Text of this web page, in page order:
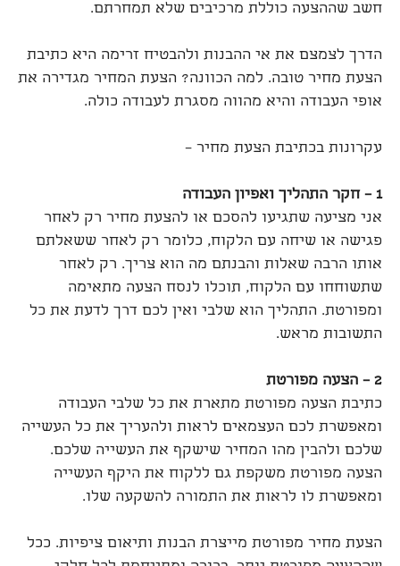
חשב שההצעה כוללת מרכיבים שלא תמחרתם.
הדרך לצמצם את אי ההבנות ולהבטיח זרימה היא כתיבת
הצעת מחיר טובה. למה הכוונה? הצעת המחיר מגדירה את
אופי העבודה והיא מהווה מסגרת לעבודה כולה.
עקרונות בכתיבת הצעת מחיר –
1 – חקר התהליך ואפיון העבודה
אני מציעה שתגיעו להסכם או להצעת מחיר רק לאחר
פגישה או שיחה עם הלקוח, כלומר רק לאחר ששאלתם
אותו הרבה שאלות והבנתם מה הוא צריך. רק לאחר
שתשוחחו עם הלקוח, תוכלו לנסח הצעה מתאימה
ומפורטת. התהליך הוא שלבי ואין לכם דרך לדעת את כל
התשובות מראש.
2 – הצעה מפורטת
כתיבת הצעה מפורטת מתארת את כל שלבי העבודה
ומאפשרת לכם העצמאים לראות ולהעריך את כל העשייה
שלכם ולהבין מהו המחיר שישקף את העשייה שלכם.
הצעה מפורטת משקפת גם ללקוח את היקף העשייה
ומאפשרת לו לראות את התמורה להשקעה שלו.
הצעת מחיר מפורטת מייצרת הבנות ותיאום ציפיות. ככל